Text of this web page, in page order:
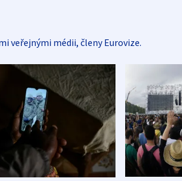
veřejnými médii, členy Eurovize.